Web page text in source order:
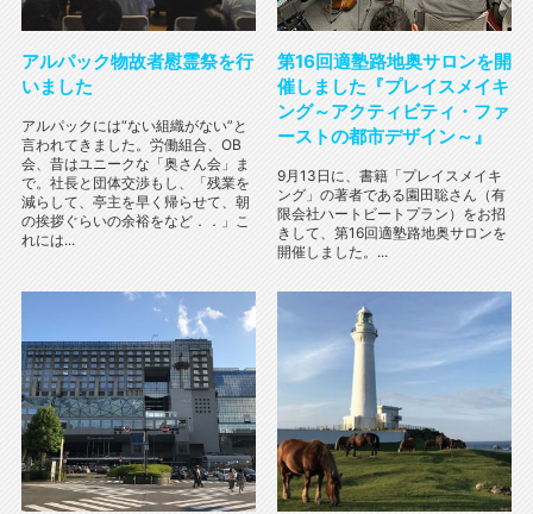
アルパック物故者慰霊祭を行
いました
アルパックには“ない組織がない”と
言われてきました。労働組合、OB
会、昔はユニークな「奥さん会」ま
で。社長と団体交渉もし、「残業を
減らして、亭主を早く帰らせて、朝
の挨拶ぐらいの余裕をなど．．」こ
れには...
第16回適塾路地奥サロンを開
催しました『プレイスメイキ
ング～アクティビティ・ファ
ーストの都市デザイン～』
9月13日に、書籍「プレイスメイキ
ング」の著者である園田聡さん（有
限会社ハートビートプラン）をお招
きして、第16回適塾路地奥サロンを
開催しました。...